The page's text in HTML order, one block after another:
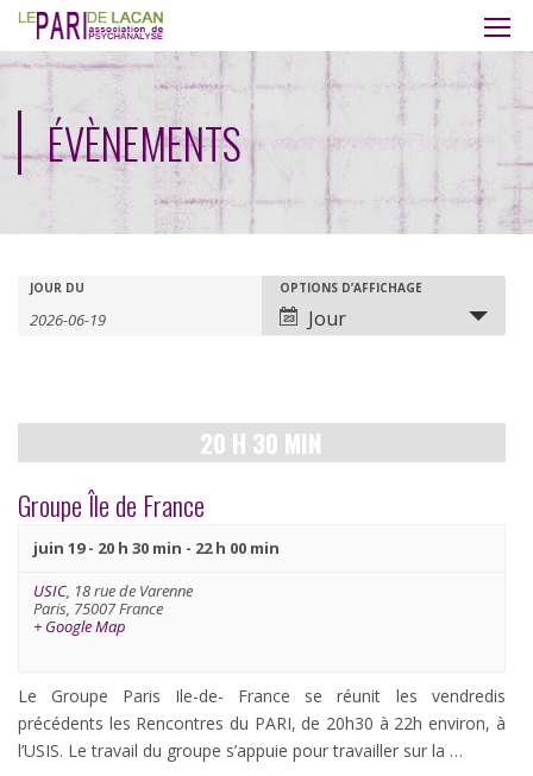
ÉVÈNEMENTS
Recherche
de
vues
Évènements
Rechercher
JOUR DU
Navigation
de
évènement
OPTIONS D’AFFICHAGE
Jour
20 H 30 MIN
Groupe Île de France
juin 19 - 20 h 30 min - 22 h 00 min
USIC, 18 rue de Varenne
Paris, 75007France
+ Google Map
Le Groupe Paris Ile-de- France se réunit les vendredis
précédents les Rencontres du PARI, de 20h30 à 22h environ, à
l’USIS. Le travail du groupe s’appuie pour travailler sur la …